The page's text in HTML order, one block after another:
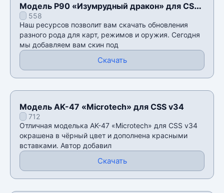
Модель P90 «Изумрудный дракон» для CSS
v34558
Наш ресурсов позволит вам скачать обновления
разного рода для карт, режимов и оружия. Сегодня
мы добавляем вам скин под
Скачать
Модель AK-47 «Microtech» для CSS v34
712
Отличная моделька AK-47 «Microtech» для CSS v34
окрашена в чëрный цвет и дополнена красными
вставками. Автор добавил
Скачать